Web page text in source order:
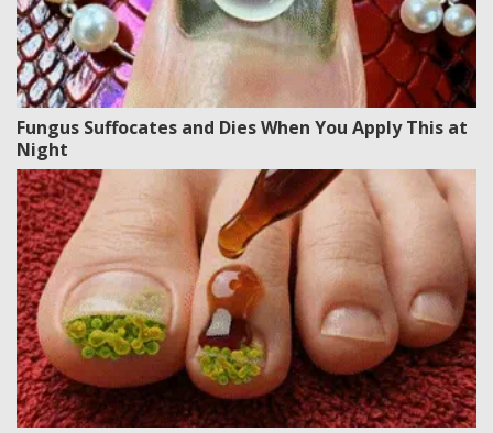
Fungus Suffocates and Dies When You Apply This at
Night